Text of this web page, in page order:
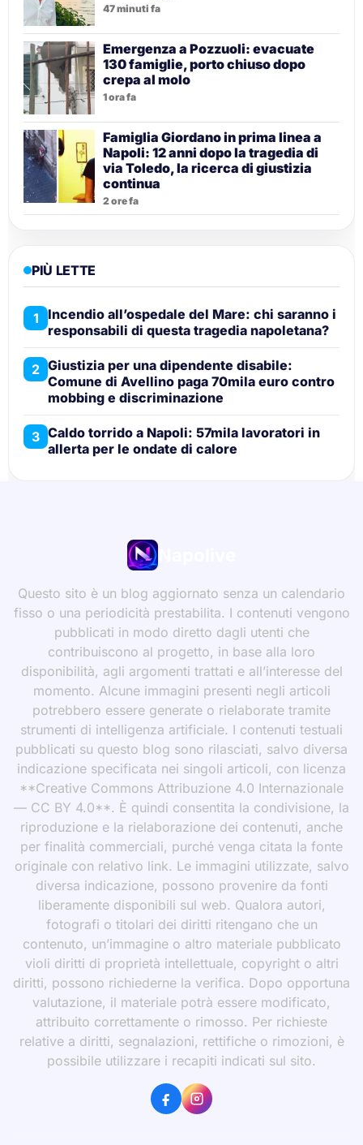
47 minuti fa
Emergenza a Pozzuoli: evacuate
130 famiglie, porto chiuso dopo
crepa al molo
1 ora fa
Famiglia Giordano in prima linea a
Napoli: 12 anni dopo la tragedia di
via Toledo, la ricerca di giustizia
continua
2 ore fa
PIÙ LETTE
1
Incendio all’ospedale del Mare: chi saranno i
responsabili di questa tragedia napoletana?
2 Giustizia per una dipendente disabile:
Comune di Avellino paga 70mila euro contro
mobbing e discriminazione
3 Caldo torrido a Napoli: 57mila lavoratori in
allerta per le ondate di calore
Questo sito è un blog aggiornato senza un calendario
fisso o una periodicità prestabilita. I contenuti vengono
pubblicati in modo diretto dagli utenti che
contribuiscono al progetto, in base alla loro
disponibilità, agli argomenti trattati e all’interesse del
momento. Alcune immagini presenti negli articoli
potrebbero essere generate o rielaborate tramite
strumenti di intelligenza artificiale. I contenuti testuali
pubblicati su questo blog sono rilasciati, salvo diversa
indicazione specificata nei singoli articoli, con licenza
**Creative Commons Attribuzione 4.0 Internazionale
— CC BY 4.0**. È quindi consentita la condivisione, la
riproduzione e la rielaborazione dei contenuti, anche
per finalità commerciali, purché venga citata la fonte
originale con relativo link. Le immagini utilizzate, salvo
diversa indicazione, possono provenire da fonti
liberamente disponibili sul web. Qualora autori,
fotografi o titolari dei diritti ritengano che un
contenuto, un’immagine o altro materiale pubblicato
violi diritti di proprietà intellettuale, copyright o altri
diritti, possono richiederne la verifica. Dopo opportuna
valutazione, il materiale potrà essere modificato,
attribuito correttamente o rimosso. Per richieste
relative a diritti, segnalazioni, rettifiche o rimozioni, è
possibile utilizzare i recapiti indicati sul sito.